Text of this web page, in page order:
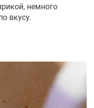
немного
вкусу.